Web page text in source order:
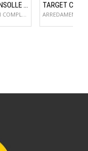
TARGET CONSOLLE SAGITTA
ARREDAMENTI COMPLEMENTI D'ARREDO